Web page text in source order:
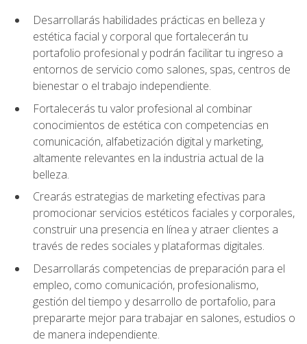
Desarrollarás habilidades prácticas en belleza y
estética facial y corporal que fortalecerán tu
portafolio profesional y podrán facilitar tu ingreso a
entornos de servicio como salones, spas, centros de
bienestar o el trabajo independiente.
Fortalecerás tu valor profesional al combinar
conocimientos de estética con competencias en
comunicación, alfabetización digital y marketing,
altamente relevantes en la industria actual de la
belleza.
Crearás estrategias de marketing efectivas para
promocionar servicios estéticos faciales y corporales,
construir una presencia en línea y atraer clientes a
través de redes sociales y plataformas digitales.
Desarrollarás competencias de preparación para el
empleo, como comunicación, profesionalismo,
gestión del tiempo y desarrollo de portafolio, para
prepararte mejor para trabajar en salones, estudios o
de manera independiente.